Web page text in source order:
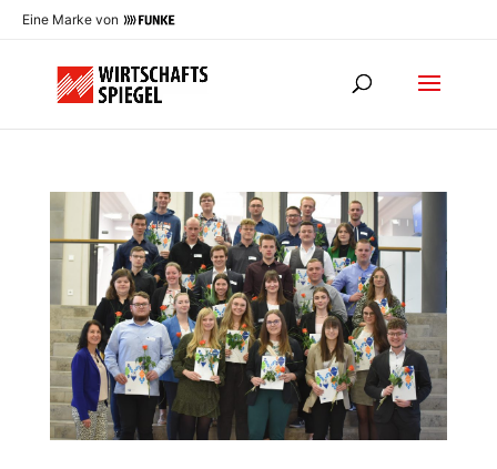
Eine Marke von